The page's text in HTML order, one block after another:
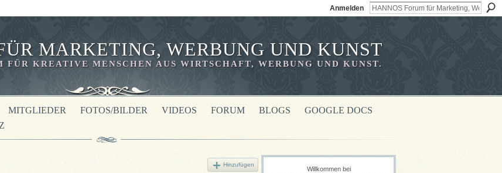
Anmelden
MARKETING, WERBUNG UND KUNST
KREATIVE MENSCHEN AUS WIRTSCHAFT, WERBUNG UND KUNST.
MITGLIEDER FOTOS/BILDER VIDEOS FORUM BLOGS
GOOGLE DOCS
Hinzufügen
Willkommen bei